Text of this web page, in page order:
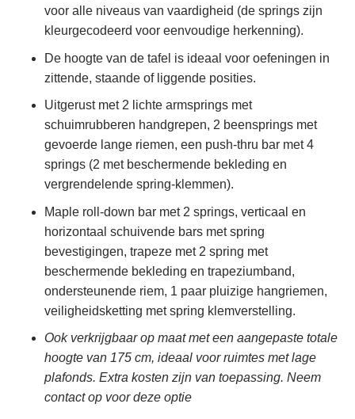
voor alle niveaus van vaardigheid (de springs zijn
kleurgecodeerd voor eenvoudige herkenning).
De hoogte van de tafel is ideaal voor oefeningen in
zittende, staande of liggende posities.
Uitgerust met 2 lichte armsprings met
schuimrubberen handgrepen, 2 beensprings met
gevoerde lange riemen, een push-thru bar met 4
springs (2 met beschermende bekleding en
vergrendelende spring-klemmen).
Maple roll-down bar met 2 springs, verticaal en
horizontaal schuivende bars met spring
bevestigingen, trapeze met 2 spring met
beschermende bekleding en trapeziumband,
ondersteunende riem, 1 paar pluizige hangriemen,
veiligheidsketting met spring klemverstelling.
Ook verkrijgbaar op maat met een aangepaste totale
hoogte van 175 cm, ideaal voor ruimtes met lage
plafonds. Extra kosten zijn van toepassing. Neem
contact op voor deze optie